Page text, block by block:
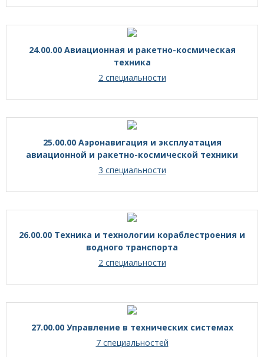
24.00.00 Авиационная и ракетно-космическая
техника
2 специальности
25.00.00 Аэронавигация и эксплуатация
авиационной и ракетно-космической техники
3 специальности
26.00.00 Техника и технологии кораблестроения и
водного транспорта
2 специальности
27.00.00 Управление в технических системах
7 специальностей